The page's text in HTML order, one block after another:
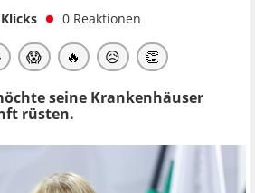
0 Reaktionen
😱 🔥 😥 👏
seine Krankenhäuser
rüsten.